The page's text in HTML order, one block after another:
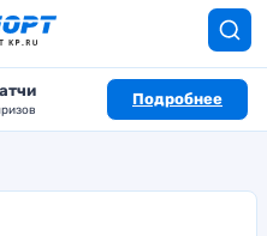
Подробнее